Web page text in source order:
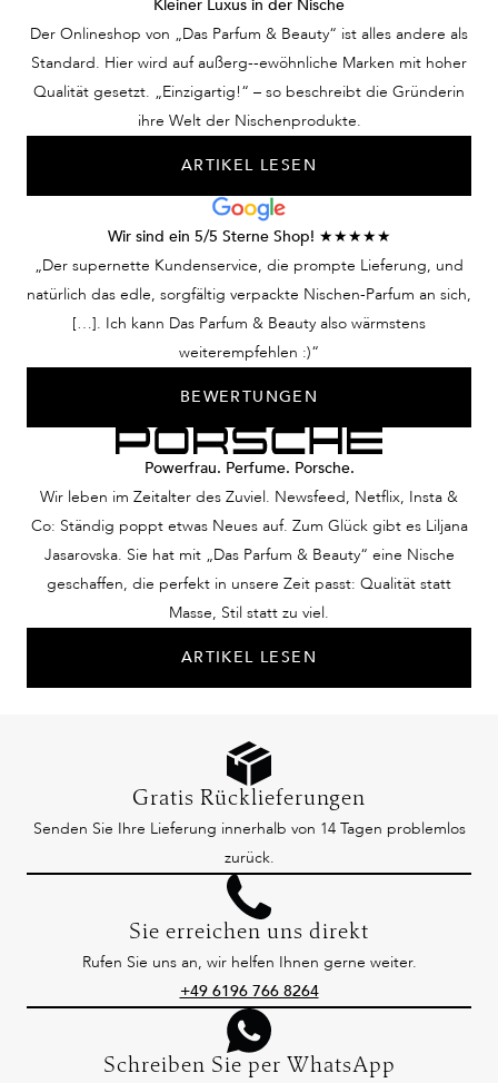
Kleiner Luxus in der Nische
Der Onlineshop von „Das Parfum & Beauty“ ist alles andere als
Standard. Hier wird auf außerg--ewöhnliche Marken mit hoher
Qualität gesetzt. „Einzigartig!“ – so beschreibt die Gründerin
ihre Welt der Nischenprodukte.
ARTIKEL LESEN
Wir sind ein 5/5 Sterne Shop! ★★★★★
„Der supernette Kundenservice, die prompte Lieferung, und
natürlich das edle, sorgfältig verpackte Nischen-Parfum an sich,
[…]. Ich kann Das Parfum & Beauty also wärmstens
weiterempfehlen :)“
BEWERTUNGEN
Powerfrau. Perfume. Porsche.
Wir leben im Zeitalter des Zuviel. Newsfeed, Netflix, Insta &
Co: Ständig poppt etwas Neues auf. Zum Glück gibt es Liljana
Jasarovska. Sie hat mit „Das Parfum & Beauty“ eine Nische
geschaffen, die perfekt in unsere Zeit passt: Qualität statt
Masse, Stil statt zu viel.
ARTIKEL LESEN
Gratis Rücklieferungen
Senden Sie Ihre Lieferung innerhalb von 14 Tagen problemlos
zurück.
Sie erreichen uns direkt
Rufen Sie uns an, wir helfen Ihnen gerne weiter.
+49 6196 766 8264
Schreiben Sie per WhatsApp